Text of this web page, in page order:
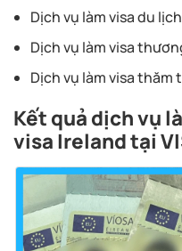
Dịch vụ làm visa du
Dịch vụ làm visa
Dịch vụ làm visa thăm
Kết quả dịch vụ
visa Ireland tại